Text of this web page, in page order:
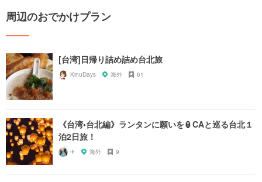
周辺のおでかけプラン
[台湾]日帰り詰め詰め台北旅
KinuDays 海外 61
《台湾•台北編》ランタンに願いを🏮CAと巡る台北１
泊2日旅！
✈︎ 海外 9